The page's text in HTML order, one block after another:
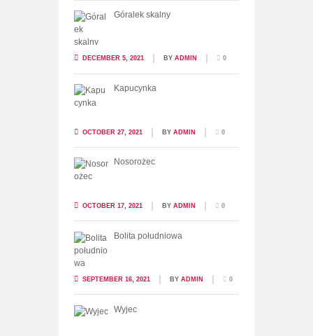
Góralek skalny
DECEMBER 5, 2021 BY ADMIN 0
Kapucynka
OCTOBER 27, 2021 BY ADMIN 0
Nosorożec
OCTOBER 17, 2021 BY ADMIN 0
Bolita południowa
SEPTEMBER 16, 2021 BY ADMIN 0
Wyjec